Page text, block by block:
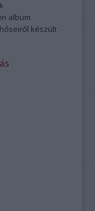
album
készült